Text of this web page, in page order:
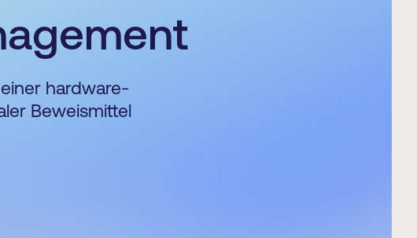
hardware-
Beweismittel